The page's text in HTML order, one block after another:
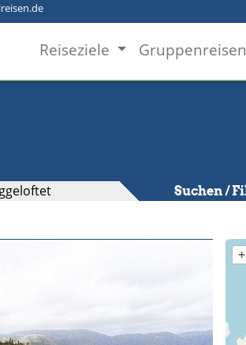
Reiseziele Gruppenreisen
Suchen /
+